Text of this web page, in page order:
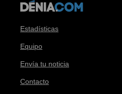
Estadísticas
Equipo
Envía tu noticia
Contacto